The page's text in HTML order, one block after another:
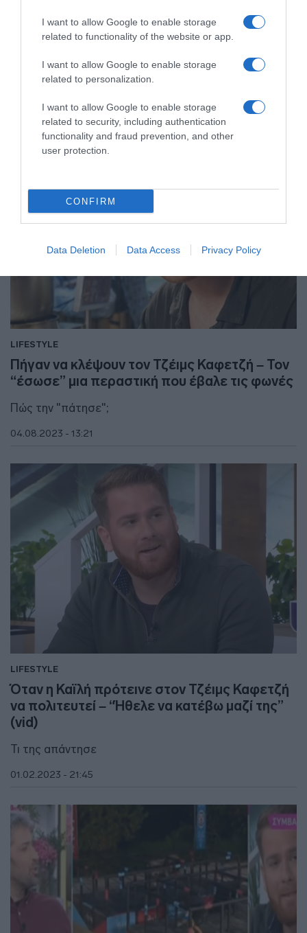
I want to allow Google to enable storage
related to functionality of the website or app.
I want to allow Google to enable storage
related to personalization.
I want to allow Google to enable storage
related to security, including authentication
functionality and fraud prevention, and other
user protection.
CONFIRM
Data Deletion Data Access Privacy Policy
LIFESTYLE
Τζέιμς Καφετζής: Αποκάλυψε τον λόγο που
''Λογαριάσαμε χωρίς τον ξενοδόχο...''
02.01.2024 - 20:25
LIFESTYLE
Πήγαν να κλέψουν τον Τζέιμς Καφετζή – Τον
“έσωσε” μια περαστική που έβαλε τις φωνές
Πώς την "πάτησε";
04.08.2023 - 13:21
LIFESTYLE
Όταν η Καϊλή πρότεινε στον Τζέιμς Καφετζή
να πολιτευτεί – “Ήθελε να κατέβω μαζί της”
(vid)
Τι της απάντησε
01.02.2023 - 21:45